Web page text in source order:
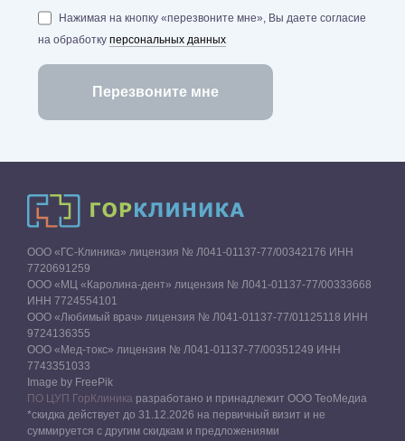
Нажимая на кнопку «перезвоните мне», Вы даете согласие
на обработку персональных данных
ООО «ГС-Клиника» лицензия № Л041-01137-77/00342176 ИНН
7720691259
ООО «МЦ «Каролина-дент» лицензия № Л041-01137-77/00333668
ИНН 7724554101
ООО «Любимый врач» лицензия № Л041-01137-77/01125118 ИНН
9724136355
ООО «Мед-токс» лицензия № Л041-01137-77/00351249 ИНН
7743351033
Image by FreePik
ПО ЦУП ГорКлиника разработано и принадлежит ООО ТеоМедиа
*скидка действует до 31.12.2026 на первичный визит и не
суммируется с другим скидкам и предложениями